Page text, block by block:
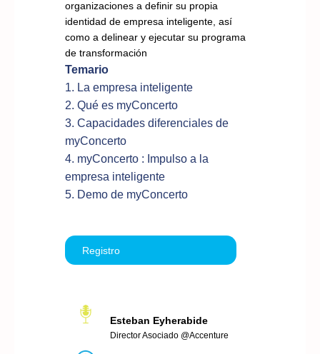
organizaciones a definir su propia
identidad de empresa inteligente, así
como a delinear y ejecutar su programa
de transformación
Temario
1. La empresa inteligente
2. Qué es myConcerto
3. Capacidades diferenciales de
myConcerto
4. myConcerto : Impulso a la
empresa inteligente
5. Demo de myConcerto
Registro
Esteban Eyherabide
Director Asociado @Accenture